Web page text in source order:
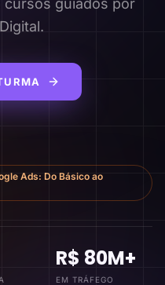
cursos guiados por
Ads: Do Básico ao
R$ 80M+
EM TRÁFEGO